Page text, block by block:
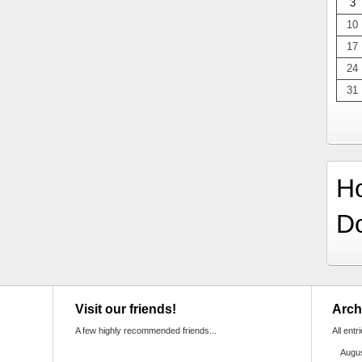
3
10
17
24
31
Visit our friends!
A few highly recommended friends... All